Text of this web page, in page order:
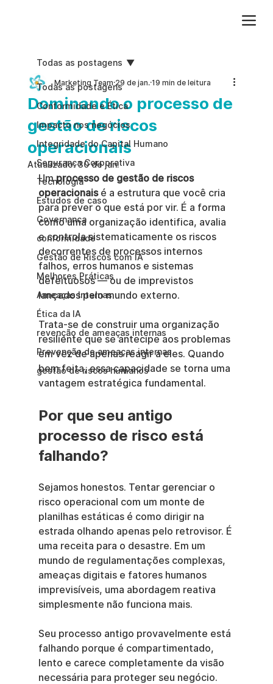
Todas as postagens
Conformidade e Ética
Impacto nos negócios
Integridade do Capital Humano
Segurança Corporativa
Tecnologia
Estudos de caso
Governança
conformidade
Gestão de Riscos com IA
Melhores Práticas
Ameaças Internas
Ética da IA
revenção de ameaças internas
Prevenção de ameaças internas
gestão de riscos humanos
Todas as postagens
Dominando o processo de
gestão de riscos
operacionais
Marketing Team 29 de jan. 19 min de leitura
Atualizado:30 de jan.
Um processo de gestão de riscos
operacionais é a estrutura que você cria
para prever o que está por vir. É a forma
como uma organização identifica, avalia
e controla sistematicamente os riscos
decorrentes de processos internos
falhos, erros humanos e sistemas
defeituosos — ou de imprevistos
lançados pelo mundo externo.
Trata-se de construir uma organização
resiliente que se antecipe aos problemas
em vez de apenas reagir a eles. Quando
bem feita, essa capacidade se torna uma
vantagem estratégica fundamental.
Por que seu antigo
processo de risco está
falhando?
Sejamos honestos. Tentar gerenciar o
risco operacional com um monte de
planilhas estáticas é como dirigir na
estrada olhando apenas pelo retrovisor. É
uma receita para o desastre. Em um
mundo de regulamentações complexas,
ameaças digitais e fatores humanos
imprevisíveis, uma abordagem reativa
simplesmente não funciona mais.
Seu processo antigo provavelmente está
falhando porque é compartimentado,
lento e carece completamente da visão
necessária para proteger seu negócio.